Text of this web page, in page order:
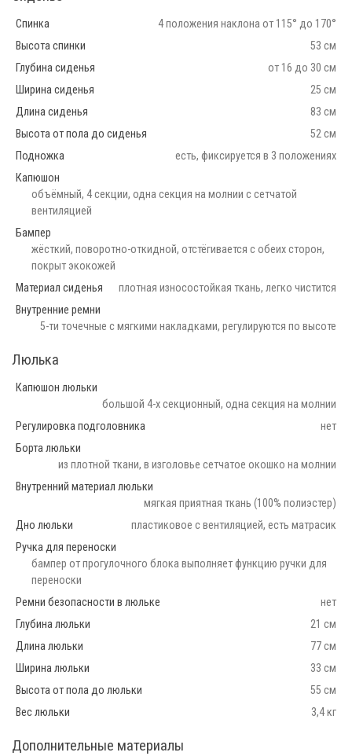
Спинка
4 положения наклона от 115° до 170°
Высота спинки
53 см
Глубина сиденья
от 16 до 30 см
Ширина сиденья
25 см
Длина сиденья
83 см
Высота от пола до сиденья
52 см
Подножка
есть, фиксируется в 3 положениях
Капюшон
объёмный, 4 секции, одна секция на молнии с сетчатой
вентиляцией
Бампер
жёсткий, поворотно-откидной, отстёгивается с обеих сторон,
покрыт экокожей
Материал сиденья
плотная износостойкая ткань, легко чистится
Внутренние ремни
5-ти точечные с мягкими накладками, регулируются по высоте
Люлька
Капюшон люльки
большой 4-х секционный, одна секция на молнии
Регулировка подголовника
нет
Борта люльки
из плотной ткани, в изголовье сетчатое окошко на молнии
Внутренний материал люльки
мягкая приятная ткань (100% полиэстер)
Дно люльки
пластиковое с вентиляцией, есть матрасик
Ручка для переноски
бампер от прогулочного блока выполняет функцию ручки для
переноски
Ремни безопасности в люльке
нет
Глубина люльки
21 см
Длина люльки
77 см
Ширина люльки
33 см
Высота от пола до люльки
55 см
Вес люльки
3,4 кг
Дополнительные материалы